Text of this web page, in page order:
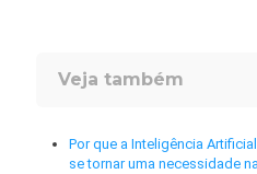
Veja também
Por que a Inteligência
se tornar uma necessidade